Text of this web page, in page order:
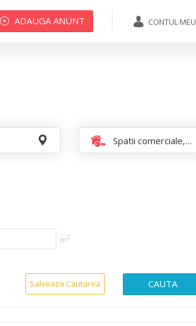
CONTUL MEU
ADAUGA ANUNT
Spatii comerciale, hale de inchiriat
m2
Salveaza Cautarea CAUTA